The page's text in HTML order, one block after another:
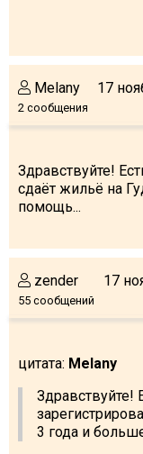
Melany
2 сообщения
17
Здравствуйте!
сдаёт жильё на
помощь...
zender
55 сообщений
17
цитата: Melany
Здравствуйте!
3 года и